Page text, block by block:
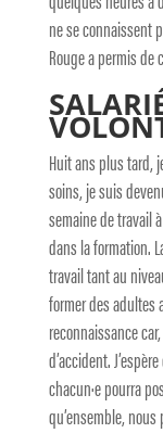
ne se connaissent
Rouge a permis de
Huit ans plus tard,
soins, je suis
semaine de travail
dans la formation.
travail tant au
former des adultes
reconnaissance
d’accident.
chacun·e pourra
qu’ensemble,